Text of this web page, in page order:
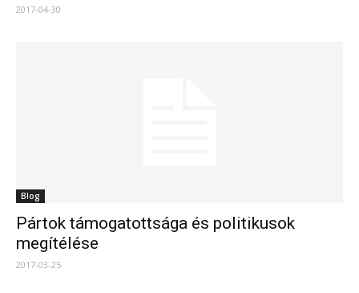
2017-04-30
Blog
Pártok támogatottsága és politikusok
megítélése
2017-03-25